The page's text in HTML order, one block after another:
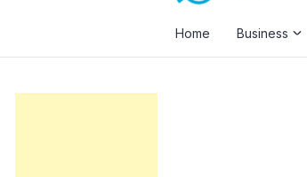
Home Business